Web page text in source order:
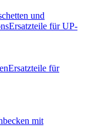
und
Ersatzteile für UP-
Ersatzteile für
mit